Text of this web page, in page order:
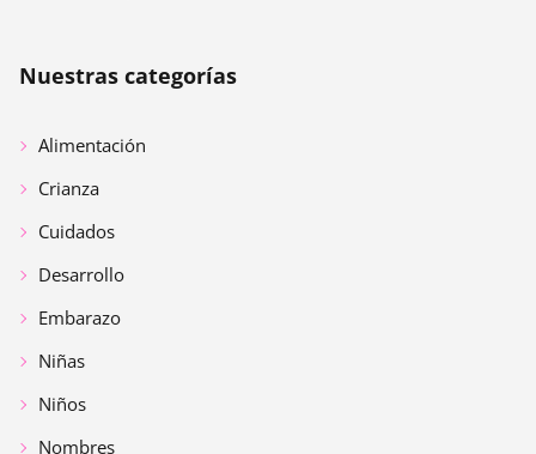
Nuestras categorías
Alimentación
Crianza
Cuidados
Desarrollo
Embarazo
Niñas
Niños
Nombres